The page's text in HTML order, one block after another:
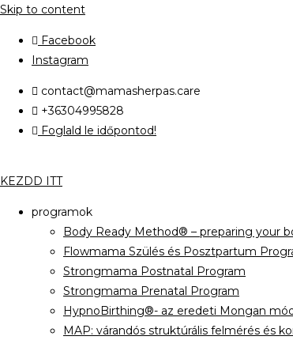
Skip to content
Facebook
Instagram
contact@mamasherpas.care
+36304995828
Foglald le időpontod!
KEZDD ITT
programok
Body Ready Method® – preparing your
Flowmama Szülés és Posztpartum
Strongmama Postnatal Program
Strongmama Prenatal Program
HypnoBirthing®- az eredeti Mongan
MAP: várandós struktúrális felmérés és